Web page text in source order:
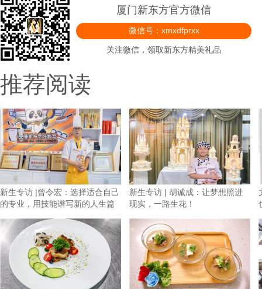
厦门新东方官方微信
微信号：xmxdfprxx
关注微信，领取新东方精美礼品
推荐阅读
新生专访 |曾令宏：选择适合自己
的专业，用技能谱写新的人生篇
新生专访 | 胡诚成：让梦想照进
现实，一路生花！